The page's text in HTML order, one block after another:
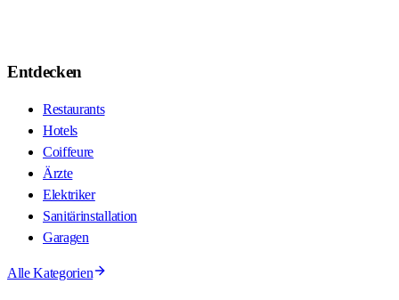
Entdecken
Restaurants
Hotels
Coiffeure
Ärzte
Elektriker
Sanitärinstallation
Garagen
Alle Kategorien